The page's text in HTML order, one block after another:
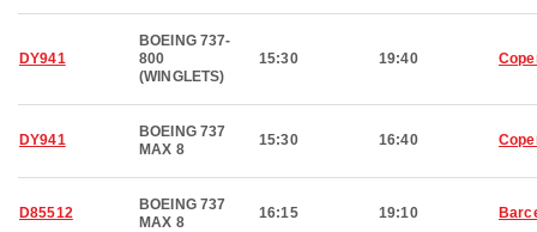
DY941
BOEING 737-
800
(WINGLETS)
15:30 19:40
DY941
BOEING 737
MAX 8
15:30 16:40
D85512
BOEING 737
MAX 8
16:15 19:10